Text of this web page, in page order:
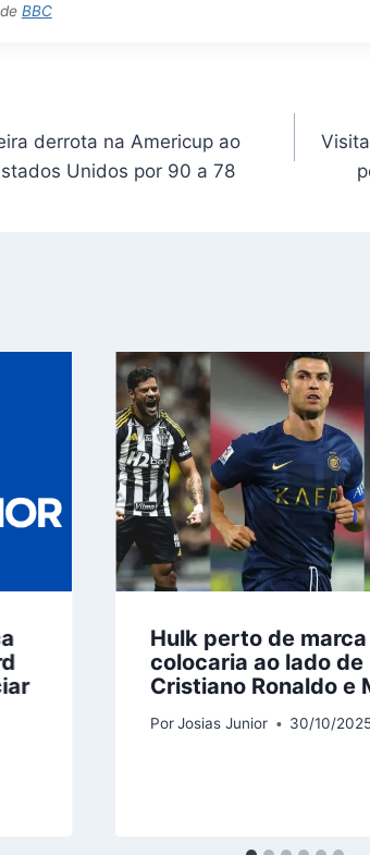
BBC
derrota na Americup ao
Unidos por 90 a 78
Hulk perto de
colocaria ao lado de
Cristiano Ronaldo e
PorJosias Junior 30/10/